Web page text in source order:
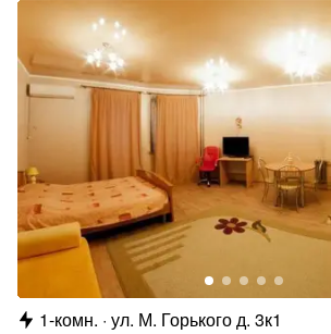
1-комн. ул. М. Горького д. 3к1